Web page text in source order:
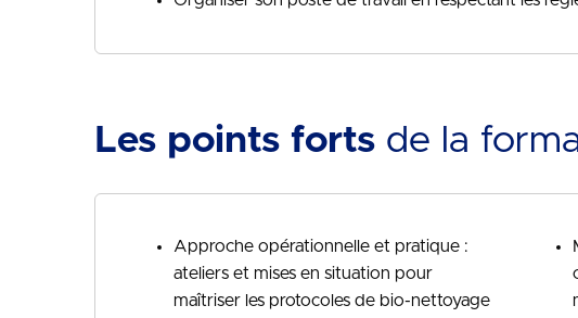
Les points forts de la
Approche opérationnelle et pratique :
ateliers et mises en situation pour
maîtriser les protocoles de bio-nettoyage